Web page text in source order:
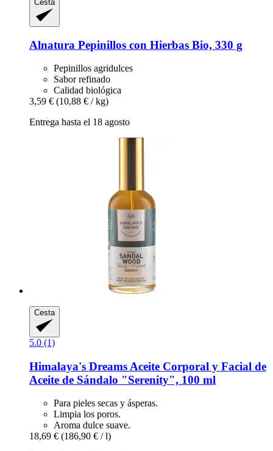
Cesta
Alnatura Pepinillos con Hierbas Bio, 330 g
Pepinillos agridulces
Sabor refinado
Calidad biológica
3,59 € (10,88 € / kg)
Entrega hasta el 18 agosto
Cesta
5.0 (1)
Himalaya's Dreams Aceite Corporal y Facial de
Aceite de Sándalo "Serenity", 100 ml
Para pieles secas y ásperas.
Limpia los poros.
Aroma dulce suave.
18,69 € (186,90 € / l)